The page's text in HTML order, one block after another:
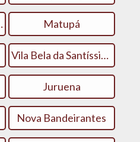
Matupá
Vila Bela da Santíssima Trindade
Juruena
Nova Bandeirantes